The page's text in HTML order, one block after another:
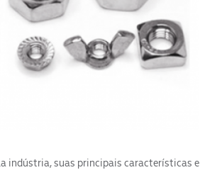
indústria, suas principais características e